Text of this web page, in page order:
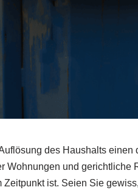
des Haushalts
Wohnungen und
Zeitpunkt ist. Seien Sie